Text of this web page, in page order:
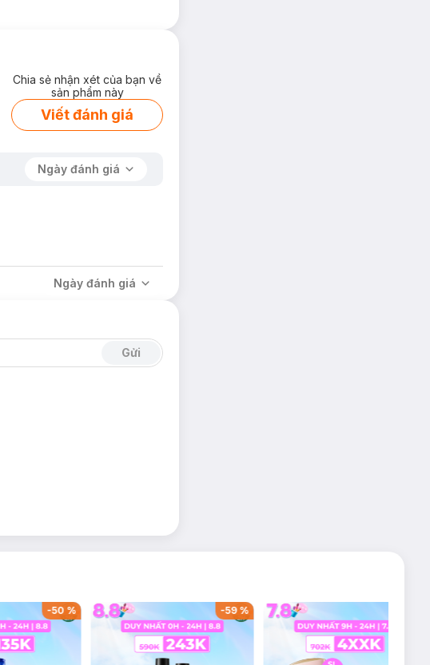
Chia sẻ nhận xét của bạn về
sản phẩm này
Viết đánh giá
Ngày đánh giá
Ngày đánh giá
Gửi
-50 % -59%